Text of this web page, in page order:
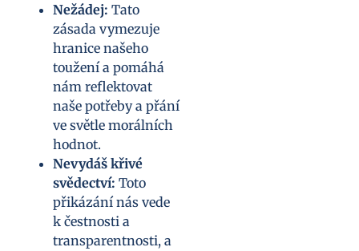
Nežádej: Tato
zásada vymezuje
hranice našeho
toužení a pomáhá
nám reflektovat
naše potřeby a přání
ve světle morálních
hodnot.
Nevydáš křivé
svědectví: Toto
přikázání nás vede
k čestnosti a
transparentnosti, a